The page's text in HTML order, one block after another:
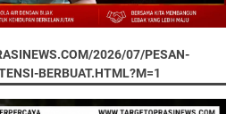
2026/07/PESAN-
BERBUAT.HTML?M=1